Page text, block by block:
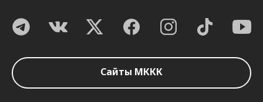
Сайты МККК